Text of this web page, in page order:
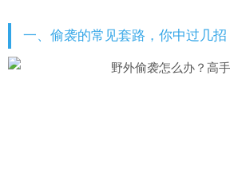
一、偷袭的常见套路，你中过几招